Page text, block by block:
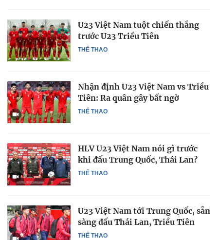
THỂ THAO
U23 Việt Nam tuột chiến thắng
trước U23 Triều Tiên
THỂ THAO
Nhận định U23 Việt Nam vs Triều
Tiên: Ra quân gây bất ngờ
THỂ THAO
HLV U23 Việt Nam nói gì trước
khi đấu Trung Quốc, Thái Lan?
THỂ THAO
U23 Việt Nam tới Trung Quốc, sẵn
sàng đấu Thái Lan, Triều Tiên